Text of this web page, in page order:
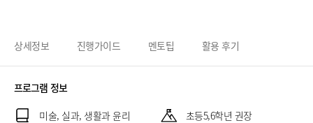
상세정보 진행가이드 멘토팁 활용 후기
프로그램 정보
미술, 실과, 생활과 윤리
초등5,6학년 권장